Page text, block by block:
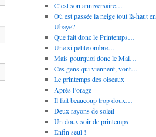
C’est son anniversaire…
Où est passée la neige tout là-haut en
Ubaye?
Que fait donc le Printemps…
Une si petite ombre…
Mais pourquoi donc le Mal…
Ces gens qui viennent, vont…
Le printemps des oiseaux
Après l’orage
Il fait beaucoup trop doux…
Deux rayons de soleil
Un doux soir de printemps
Enfin seul !